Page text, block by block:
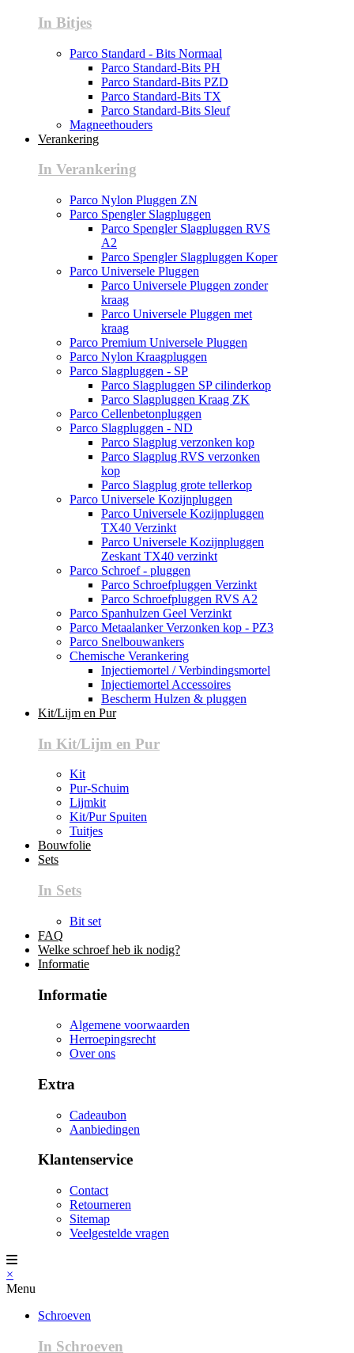
In Bitjes
Parco Standard - Bits Normaal
Parco Standard-Bits PH
Parco Standard-Bits PZD
Parco Standard-Bits TX
Parco Standard-Bits Sleuf
Magneethouders
Verankering
In Verankering
Parco Nylon Pluggen ZN
Parco Spengler Slagpluggen
Parco Spengler Slagpluggen RVS
A2
Parco Spengler Slagpluggen Koper
Parco Universele Pluggen
Parco Universele Pluggen zonder
kraag
Parco Universele Pluggen met
kraag
Parco Premium Universele Pluggen
Parco Nylon Kraagpluggen
Parco Slagpluggen - SP
Parco Slagpluggen SP cilinderkop
Parco Slagpluggen Kraag ZK
Parco Cellenbetonpluggen
Parco Slagpluggen - ND
Parco Slagplug verzonken kop
Parco Slagplug RVS verzonken
kop
Parco Slagplug grote tellerkop
Parco Universele Kozijnpluggen
Parco Universele Kozijnpluggen
TX40 Verzinkt
Parco Universele Kozijnpluggen
Zeskant TX40 verzinkt
Parco Schroef - pluggen
Parco Schroefpluggen Verzinkt
Parco Schroefpluggen RVS A2
Parco Spanhulzen Geel Verzinkt
Parco Metaalanker Verzonken kop - PZ3
Parco Snelbouwankers
Chemische Verankering
Injectiemortel / Verbindingsmortel
Injectiemortel Accessoires
Bescherm Hulzen & pluggen
Kit/Lijm en Pur
In Kit/Lijm en Pur
Kit
Pur-Schuim
Lijmkit
Kit/Pur Spuiten
Tuitjes
Bouwfolie
Sets
In Sets
Bit set
FAQ
Welke schroef heb ik nodig?
Informatie
Informatie
Algemene voorwaarden
Herroepingsrecht
Over ons
Extra
Cadeaubon
Aanbiedingen
Klantenservice
Contact
Retourneren
Sitemap
Veelgestelde vragen
×
Menu
Schroeven
In Schroeven